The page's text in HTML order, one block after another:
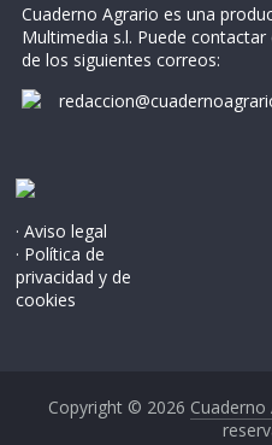
Cuaderno Agrario es una
Multimedia s.l. Puede
de los siguientes correos:
· Aviso legal
· Política de
privacidad y de
cookies
Copyright © 2026 Cuaderno